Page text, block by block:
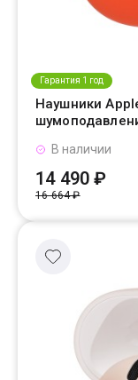
Гарантия 1 год
Наушники
В наличии
14 490 ₽
16 664 ₽